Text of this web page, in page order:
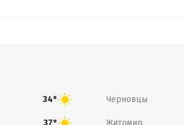
34° Черновцы
37° Житомир